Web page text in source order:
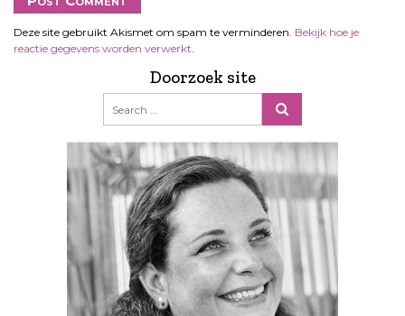
Deze site gebruikt Akismet om spam te verminderen. Bekijk hoe je
reactie gegevens worden verwerkt.
Doorzoek site